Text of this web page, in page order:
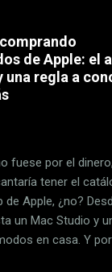
Aun así, la
abril fue un subidón
después de que la
con éxito
Una
Hoy en día
que analizan
Sin embargo,
, llamada
de Apple: el
una regla a
fuese por el
tener el
de Apple, ¿no?
un Mac Studio y
en casa. Y por